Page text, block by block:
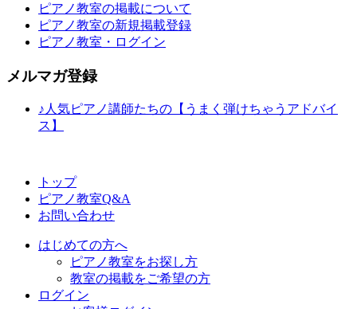
ピアノ教室の掲載について
ピアノ教室の新規掲載登録
ピアノ教室・ログイン
メルマガ登録
♪人気ピアノ講師たちの【うまく弾けちゃうアドバイ
ス】
トップ
ピアノ教室Q&A
お問い合わせ
はじめての方へ
ピアノ教室をお探し方
教室の掲載をご希望の方
ログイン